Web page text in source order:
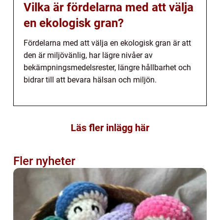
Vilka är fördelarna med att välja
en ekologisk gran?
Fördelarna med att välja en ekologisk gran är att
den är miljövänlig, har lägre nivåer av
bekämpningsmedelsrester, längre hållbarhet och
bidrar till att bevara hälsan och miljön.
Läs fler inlägg här
Fler nyheter